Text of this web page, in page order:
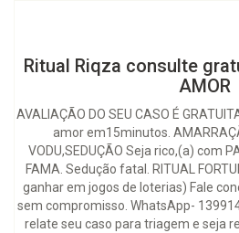
Ritual Riqza consulte
AMOR
AVALIAÇÃO DO SEU CASO É
amor em15minutos.
VODU,SEDUÇÃO Seja rico,(a) com
FAMA. Sedução fatal. RITUAL
ganhar em jogos de loterias) Fale
sem compromisso. WhatsApp-
relate seu caso para triagem e seja